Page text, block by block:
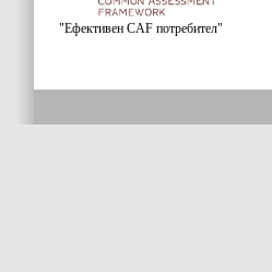
"Ефективен CAF потребител"